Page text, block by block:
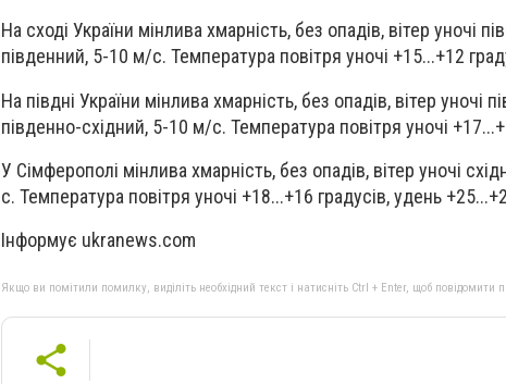
На сході України мінлива хмарність, без опадів, вітер уночі
південний, 5-10 м/с. Температура повітря уночі +15...+12
На півдні України мінлива хмарність, без опадів, вітер уночі
південно-східний, 5-10 м/с. Температура повітря уночі
У Сімферополі мінлива хмарність, без опадів, вітер уночі
с. Температура повітря уночі +18...+16 градусів, удень
Інформує ukranews.com
Якщо ви помітили помилку, виділіть необхідний текст і натисніть Ctrl + Enter, щоб повідомити